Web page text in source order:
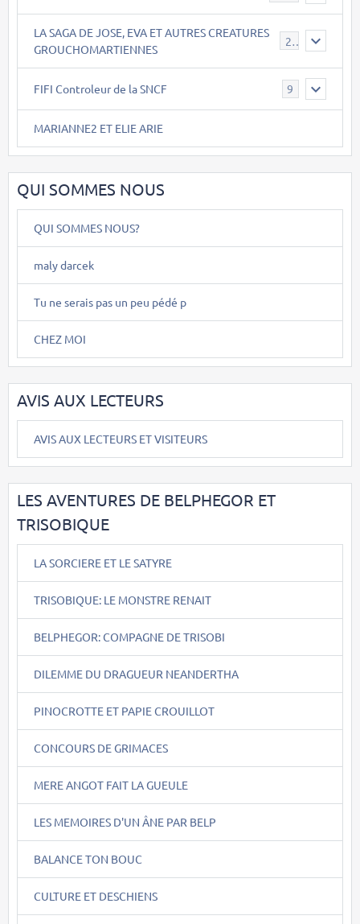
LA SAGA DE JOSE, EVA ET AUTRES CREATURES
GROUCHOMARTIENNES
26
FIFI Controleur de la SNCF 9
MARIANNE2 ET ELIE ARIE
QUI SOMMES NOUS
QUI SOMMES NOUS?
maly darcek
Tu ne serais pas un peu pédé p
CHEZ MOI
AVIS AUX LECTEURS
AVIS AUX LECTEURS ET VISITEURS
LES AVENTURES DE BELPHEGOR ET
TRISOBIQUE
LA SORCIERE ET LE SATYRE
TRISOBIQUE: LE MONSTRE RENAIT
BELPHEGOR: COMPAGNE DE TRISOBI
DILEMME DU DRAGUEUR NEANDERTHA
PINOCROTTE ET PAPIE CROUILLOT
CONCOURS DE GRIMACES
MERE ANGOT FAIT LA GUEULE
LES MEMOIRES D'UN ÂNE PAR BELP
BALANCE TON BOUC
CULTURE ET DESCHIENS